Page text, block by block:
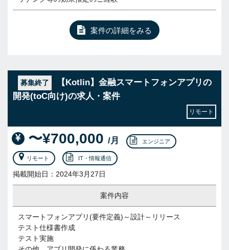
案件の詳細をみる
募集終了
【Kotlin】金融スマートフォンアプリの
開発(toC向け)の求人・案件
リモート
〜¥700,000 /月 エンジニア
リモート IT・情報通信
掲載開始日：2024年3月27日
案件内容
スマートフォンアプリ(要件定義)～設計～リリース
テスト仕様書作成
テスト実施